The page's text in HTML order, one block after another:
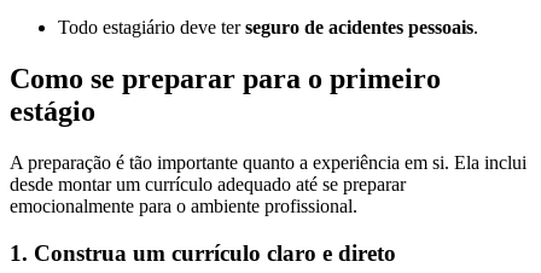
Todo estagiário deve terseguro de acidentes pessoais.
Como se preparar para o primeiro
estágio
A preparação é tão importante quanto a experiência em si. Ela inclui
desde montar um currículo adequado até se preparar
emocionalmente para o ambiente profissional.
1. Construa um currículo claro e direto